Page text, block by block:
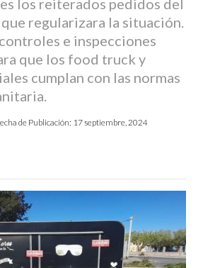
los reiterados pedidos del
regularizara la situación.
e inspecciones
que los food truck y
cumplan con las normas
de Publicación: 17 septiembre, 2024